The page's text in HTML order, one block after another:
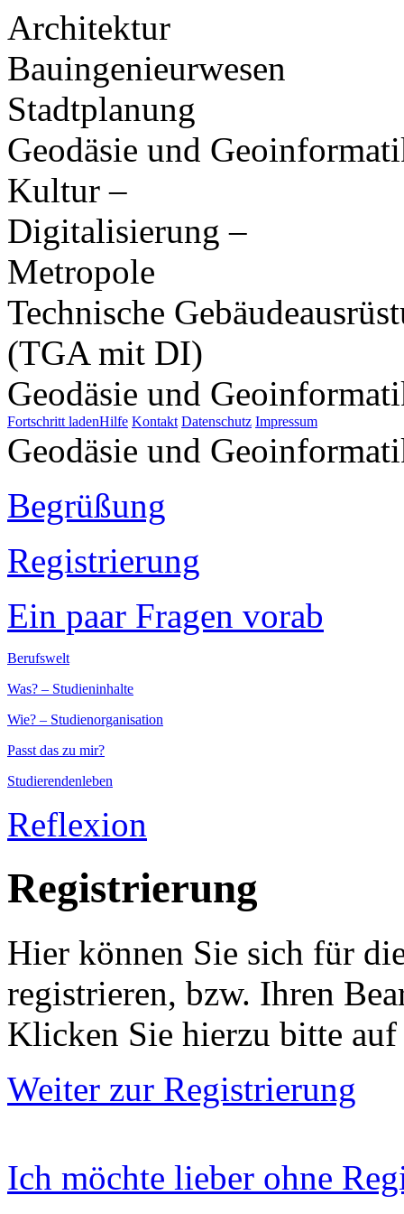
Architektur
Bauingenieurwesen
Stadtplanung
Geodäsie und
Kultur –
Digitalisierung –
Metropole
Technische
(TGA mit DI)
Geodäsie und
Fortschritt ladenHilfe Kontakt Datenschutz Impressum
Geodäsie und
Begrüßung
Registrierung
Ein paar Fragen vorab
Berufswelt
Was? – Studieninhalte
Wie? – Studienorganisation
Passt das zu mir?
Studierendenleben
Reflexion
Registrierung
Hier können Sie sich für
registrieren, bzw. Ihren
Klicken Sie hierzu bitte
Weiter zur Registrierung
Ich möchte lieber ohne